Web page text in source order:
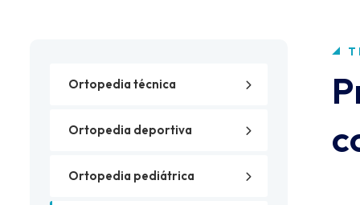
Ortopedia técnica
Ortopedia deportiva
Ortopedia pediátrica